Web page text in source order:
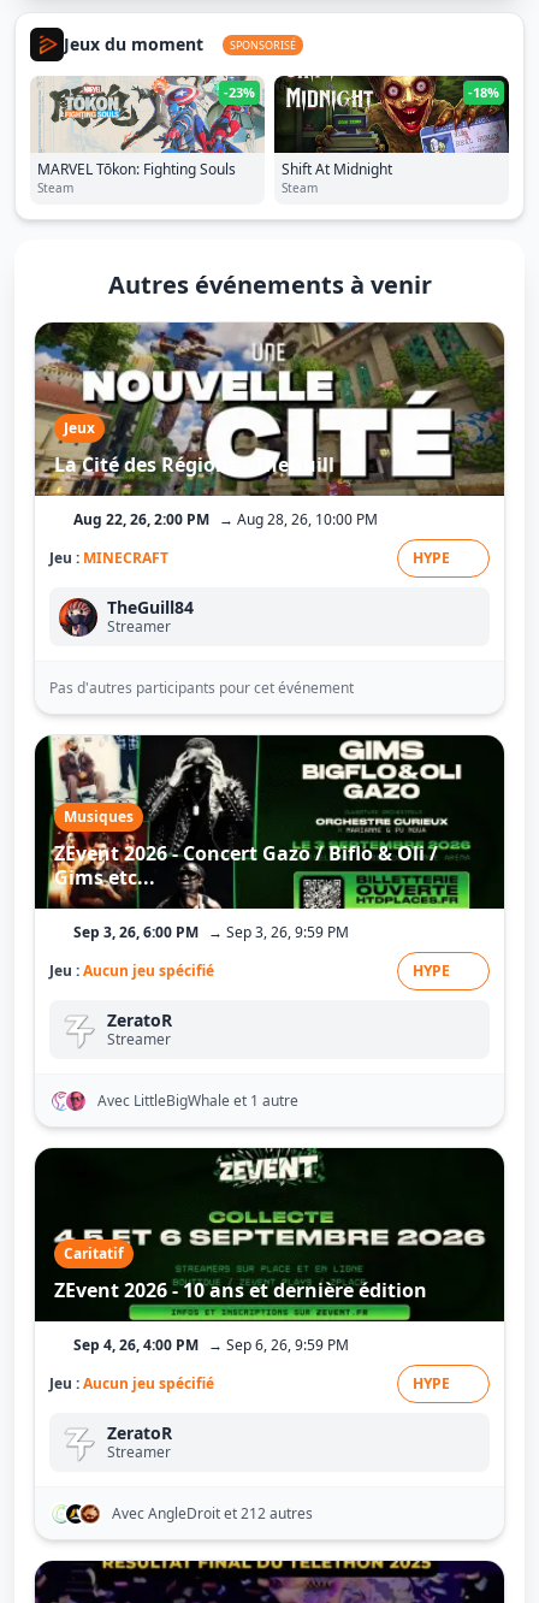
Jeux du moment SPONSORISÉ
-23%
MARVEL Tōkon: Fighting Souls
Steam
-18%
Shift At Midnight
Steam
Autres événements à venir
Jeux
La Cité des Régions - TheGuill
Aug 22, 26, 2:00 PM → Aug 28, 26, 10:00 PM
Jeu : MINECRAFT HYPE
TheGuill84
Streamer
Pas d'autres participants pour cet événement
Musiques
ZEvent 2026 - Concert Gazo / Biflo & Oli /
Gims etc...
Sep 3, 26, 6:00 PM → Sep 3, 26, 9:59 PM
Jeu :Aucun jeu spécifié HYPE
ZeratoR
Streamer
Avec LittleBigWhaleet 1 autre
Caritatif
ZEvent 2026 - 10 ans et dernière édition
Sep 4, 26, 4:00 PM → Sep 6, 26, 9:59 PM
Jeu :Aucun jeu spécifié HYPE
ZeratoR
Streamer
Avec AngleDroitet 212 autres